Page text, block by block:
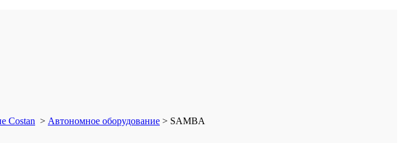
Costan > Автономное оборудование > SAMBA